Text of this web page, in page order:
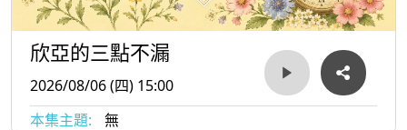
欣亞的三點不漏
2026/08/06 (四) 15:00
本集主題:
無